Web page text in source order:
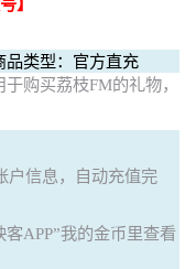
】
品类型：官方直充
购买荔枝FM的礼物，
户信息，自动充值完
APP”我的金币里查看